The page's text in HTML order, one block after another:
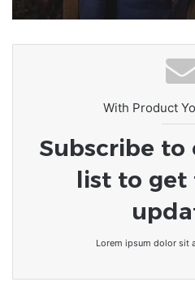
With Product
Subscribe
list to get
Lorem ipsum dolor sit